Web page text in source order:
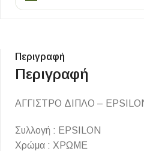
Περιγραφή
Περιγραφή
ΑΓΓΙΣΤΡΟ ΔΙΠΛΟ –
Συλλογή : EPSILON
Χρώμα : ΧΡΩΜΕ